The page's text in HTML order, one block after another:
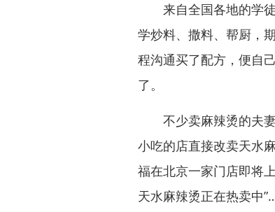
来自全国各地的学徒
学炒料、撒料、帮厨，
程沟通买了配方，便自
了。
不少卖麻辣烫的夫妻
小吃的店直接改卖天水
福在北京一家门店即将
天水麻辣烫正在热卖中